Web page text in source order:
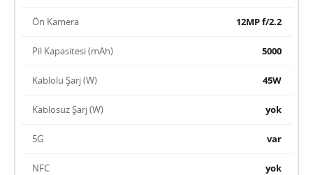
Ön Kamera 12MP f/2.2
Pil Kapasitesi (mAh) 5000
Kablolu Şarj (W) 45W
Kablosuz Şarj (W) yok
5G var
NFC yok